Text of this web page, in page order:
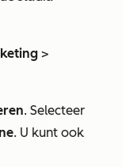
>
. Selecteer
. U kunt ook